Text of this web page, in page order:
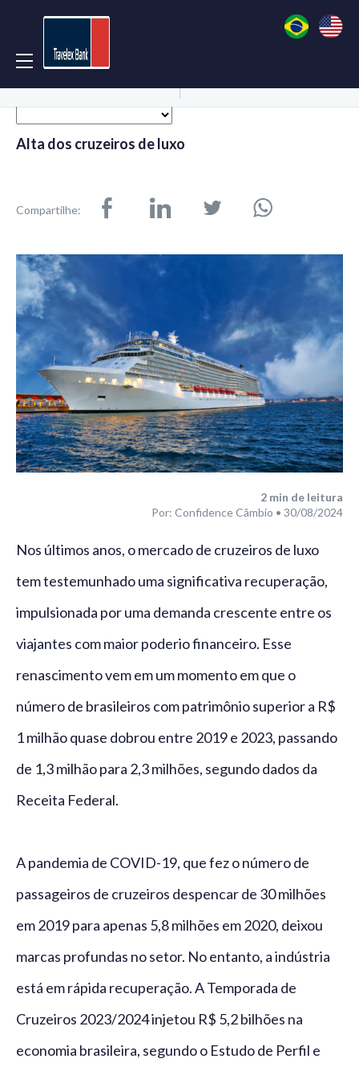
Alta dos cruzeiros de luxo
Compartilhe:
2 min de leitura
Por: Confidence Câmbio • 30/08/2024
Nos últimos anos, o mercado de cruzeiros de luxo
tem testemunhado uma significativa recuperação,
impulsionada por uma demanda crescente entre os
viajantes com maior poderio financeiro. Esse
renascimento vem em um momento em que o
número de brasileiros com patrimônio superior a R$
1 milhão quase dobrou entre 2019 e 2023, passando
de 1,3 milhão para 2,3 milhões, segundo dados da
Receita Federal.
A pandemia de COVID-19, que fez o número de
passageiros de cruzeiros despencar de 30 milhões
em 2019 para apenas 5,8 milhões em 2020, deixou
marcas profundas no setor. No entanto, a indústria
está em rápida recuperação. A Temporada de
Cruzeiros 2023/2024 injetou R$ 5,2 bilhões na
economia brasileira, segundo o Estudo de Perfil e